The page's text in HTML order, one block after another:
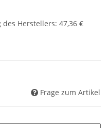
Herstellers: 47,36 €
Frage zum Artikel